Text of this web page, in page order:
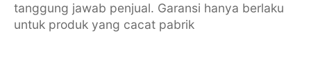
tanggung jawab penjual. Garansi hanya berlaku
untuk produk yang cacat pabrik